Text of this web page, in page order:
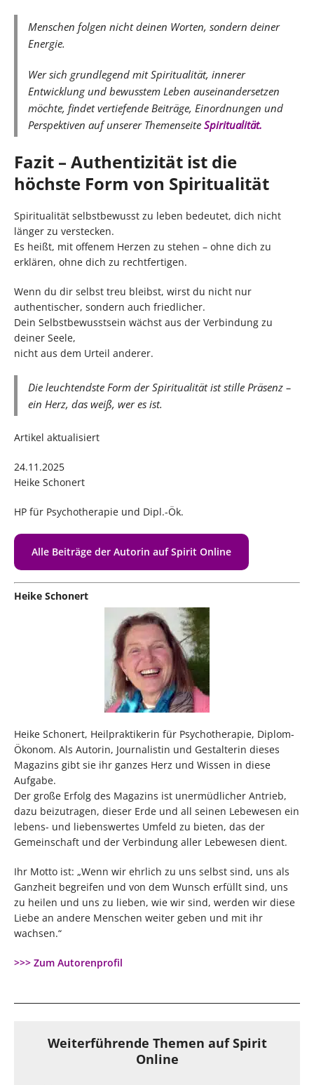
Menschen folgen nicht deinen Worten, sondern deiner
Energie.
Wer sich grundlegend mit Spiritualität, innerer
Entwicklung und bewusstem Leben auseinandersetzen
möchte, findet vertiefende Beiträge, Einordnungen und
Perspektiven auf unserer Themenseite Spiritualität.
Fazit – Authentizität ist die
höchste Form von Spiritualität
Spiritualität selbstbewusst zu leben bedeutet, dich nicht
länger zu verstecken.
Es heißt, mit offenem Herzen zu stehen – ohne dich zu
erklären, ohne dich zu rechtfertigen.
Wenn du dir selbst treu bleibst, wirst du nicht nur
authentischer, sondern auch friedlicher.
Dein Selbstbewusstsein wächst aus der Verbindung zu
deiner Seele,
nicht aus dem Urteil anderer.
Die leuchtendste Form der Spiritualität ist stille Präsenz –
ein Herz, das weiß, wer es ist.
Artikel aktualisiert
24.11.2025
Heike Schonert
HP für Psychotherapie und Dipl.-Ök.
Alle Beiträge der Autorin auf Spirit Online
Heike Schonert
Heike Schonert, Heilpraktikerin für Psychotherapie, Diplom-
Ökonom. Als Autorin, Journalistin und Gestalterin dieses
Magazins gibt sie ihr ganzes Herz und Wissen in diese
Aufgabe.
Der große Erfolg des Magazins ist unermüdlicher Antrieb,
dazu beizutragen, dieser Erde und all seinen Lebewesen ein
lebens- und liebenswertes Umfeld zu bieten, das der
Gemeinschaft und der Verbindung aller Lebewesen dient.
Ihr Motto ist: „Wenn wir ehrlich zu uns selbst sind, uns als
Ganzheit begreifen und von dem Wunsch erfüllt sind, uns
zu heilen und uns zu lieben, wie wir sind, werden wir diese
Liebe an andere Menschen weiter geben und mit ihr
wachsen.“
>>> Zum Autorenprofil
Weiterführende Themen auf Spirit
Online